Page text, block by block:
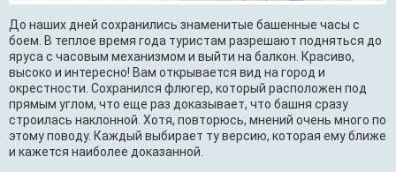
До наших дней сохранились знаменитые башенные часы с
боем. В теплое время года туристам разрешают подняться до
яруса с часовым механизмом и выйти на балкон. Красиво,
высоко и интересно! Вам открывается вид на город и
окрестности. Сохранился флюгер, который расположен под
прямым углом, что еще раз доказывает, что башня сразу
строилась наклонной. Хотя, повторюсь, мнений очень много по
этому поводу. Каждый выбирает ту версию, которая ему ближе
и кажется наиболее доказанной.